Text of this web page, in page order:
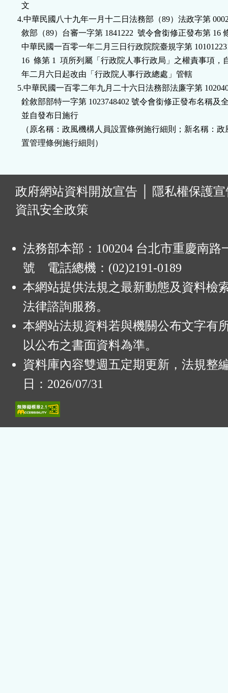
  文
4.中華民國八十九年一月十二日法務部（89）法政字第
敘部（89）台審一字第 1841222  號令會銜修正發布第 16
中華民國一百零一年二月三日行政院院臺規字第
16  條第 1  項所列屬「行政院人事行政局」之權責事項，
  年二月六日起改由「行政院人事行政總處」管轄
5.中華民國一百零二年九月二十六日法務部法廉字第
銓敘部部特一字第 1023748402 號令會銜修正發布名稱及
  並自發布日施行
（原名稱：政風機構人員設置條例施行細則；新名稱：
  置管理條例施行細則）
政府網站資料開放宣告
隱私權保護
資訊安全政策
法務部本部：100204 台北市重慶南路
號 電話總機：(02)2191-0189
本網站提供法規之最新動態及資料檢
法律諮詢服務。
本網站法規資料若與機關公布文字有
以公布之書面資料為準。
資料庫內容雙週五定期更新，法規整
日：2026/07/31